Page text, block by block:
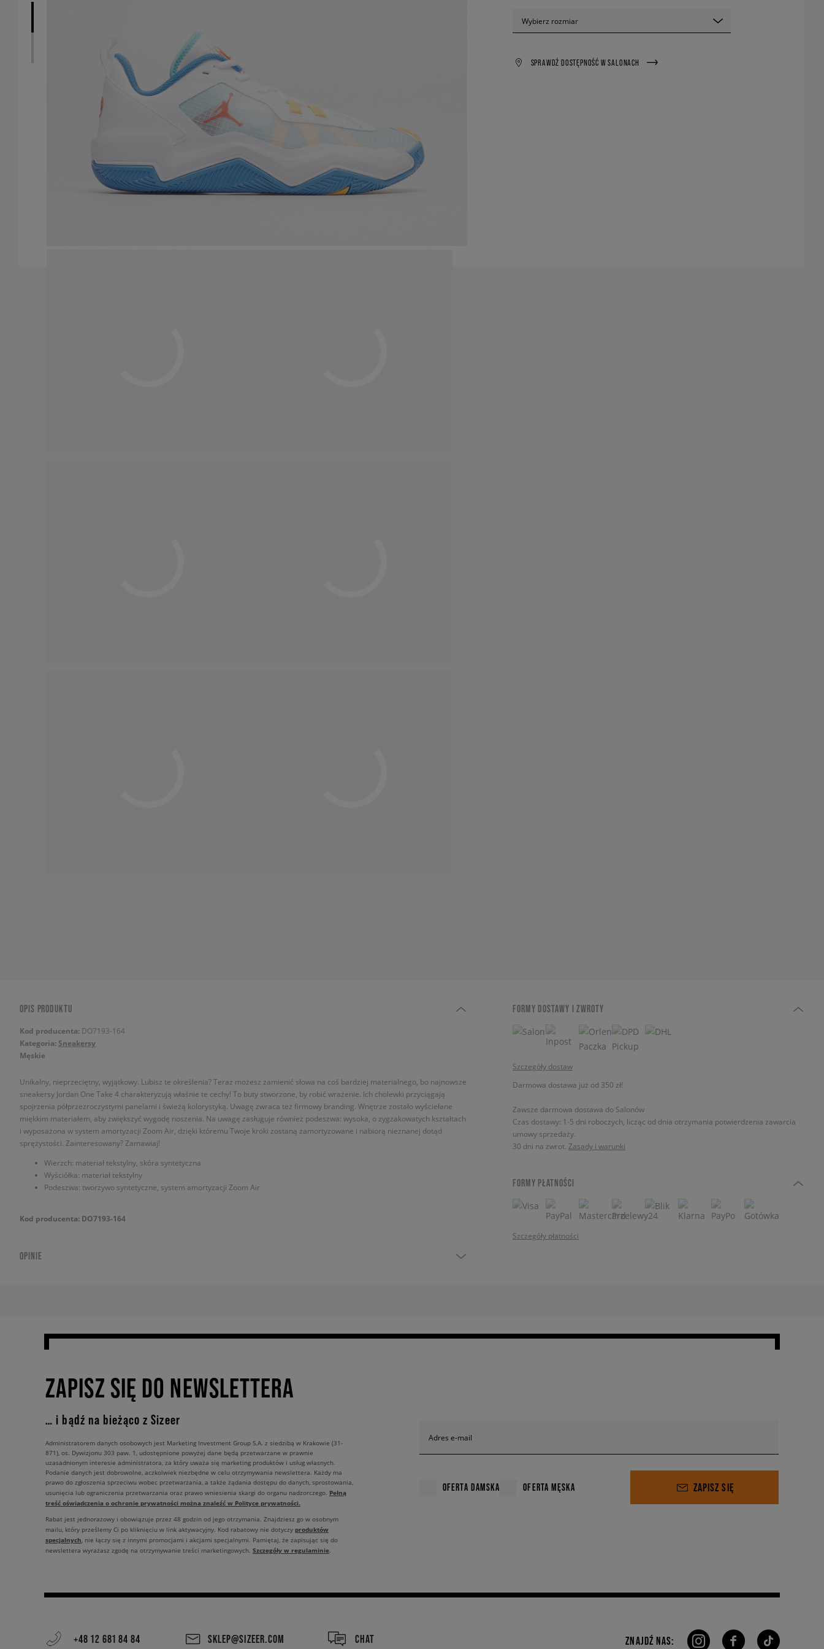
Wybierz rozmiar
SPRAWDŹ DOSTĘPNOŚĆ W SALONACH
OPIS PRODUKTU
Kod producenta: DO7193-164
Kategoria: Sneakersy
Męskie
Unikalny, nieprzeciętny, wyjątkowy. Lubisz te określenia? Teraz możesz zamienić słowa na coś bardziej materialnego, bo najnowsze
sneakersy Jordan One Take 4 charakteryzują właśnie te cechy! To buty stworzone, by robić wrażenie. Ich cholewki przyciągają
spojrzenia półprzezroczystymi panelami i świeżą kolorystyką. Uwagę zwraca też firmowy branding. Wnętrze zostało wyściełane
miękkim materiałem, aby zwiększyć wygodę noszenia. Na uwagę zasługuje również podeszwa: wysoka, o zygzakowatych kształtach
i wyposażona w system amortyzacji Zoom Air, dzięki któremu Twoje kroki zostaną zamortyzowane i nabiorą nieznanej dotąd
sprężystości. Zainteresowany? Zamawiaj!
Wierzch: materiał tekstylny, skóra syntetyczna
Wyściółka: materiał tekstylny
Podeszwa: tworzywo syntetyczne, system amortyzacji Zoom Air
Kod producenta: DO7193-164
OPINIE
FORMY DOSTAWY I ZWROTY
Szczegóły dostaw
Darmowa dostawa już od 350 zł!
Zawsze darmowa dostawa do Salonów
Czas dostawy: 1-5 dni roboczych, licząc od dnia otrzymania potwierdzenia zawarcia
umowy sprzedaży.
30 dni na zwrot. Zasady i warunki
FORMY PŁATNOŚCI
Szczegóły płatności
ZAPISZ SIĘ DO NEWSLETTERA
… i bądź na bieżąco z Sizeer
Adres e-mail
OFERTA DAMSKA OFERTA MĘSKA ZAPISZ SIĘ
Administratorem danych osobowych jest Marketing Investment Group S.A. z siedzibą w Krakowie (31-
871), os. Dywizjonu 303 paw. 1, udostępnione powyżej dane będą przetwarzane w prawnie
uzasadnionym interesie administratora, za który uważa się marketing produktów i usług własnych.
Podanie danych jest dobrowolne, aczkolwiek niezbędne w celu otrzymywania newslettera. Każdy ma
prawo do zgłoszenia sprzeciwu wobec przetwarzania, a także żądania dostępu do danych, sprostowania,
usunięcia lub ograniczenia przetwarzania oraz prawo wniesienia skargi do organu nadzorczego. Pełną
treść oświadczenia o ochronie prywatności można znaleźć w Polityce prywatności.
Rabat jest jednorazowy i obowiązuje przez 48 godzin od jego otrzymania. Znajdziesz go w osobnym
mailu, który prześlemy Ci po kliknięciu w link aktywacyjny. Kod rabatowy nie dotyczy produktów
specjalnych, nie łączy się z innymi promocjami i akcjami specjalnymi. Pamiętaj, że zapisując się do
newslettera wyrażasz zgodę na otrzymywanie treści marketingowych. Szczegóły w regulaminie.
+48 12 681 84 84 SKLEP@SIZEER.COM CHAT ZNAJDŹ NAS: